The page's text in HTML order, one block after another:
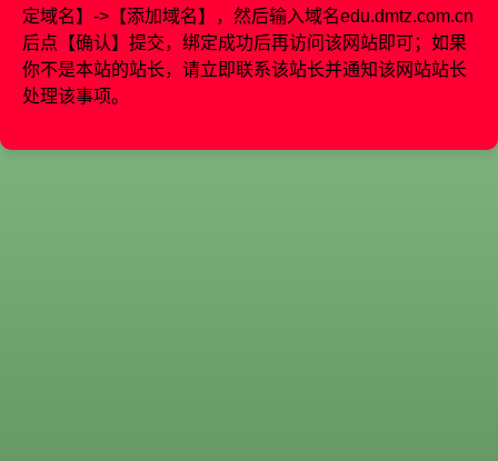
定域名】->【添加域名】，然后输入域名edu.dmtz.com.cn
后点【确认】提交，绑定成功后再访问该网站即可；如果
你不是本站的站长，请立即联系该站长并通知该网站站长
处理该事项。